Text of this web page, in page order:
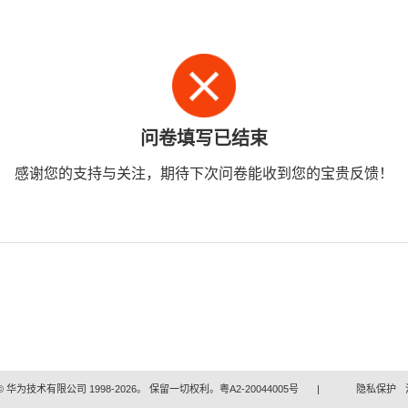
问卷填写已结束
感谢您的支持与关注，期待下次问卷能收到您的宝贵反馈！
华为技术有限公司 1998-2026。 保留一切权利。粤A2-20044005号 | 隐私保护